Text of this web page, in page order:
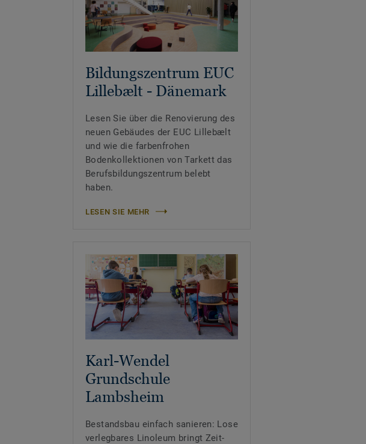
Bildungszentrum EUC
Lillebælt - Dänemark
Lesen Sie über die Renovierung des
neuen Gebäudes der EUC Lillebælt
und wie die farbenfrohen
Bodenkollektionen von Tarkett das
Berufsbildungszentrum belebt
haben.
LESEN SIE MEHR
Karl-Wendel
Grundschule
Lambsheim
Bestandsbau einfach sanieren: Lose
verlegbares Linoleum bringt Zeit-